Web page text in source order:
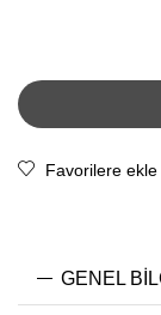
Favorilere ekle
GENEL